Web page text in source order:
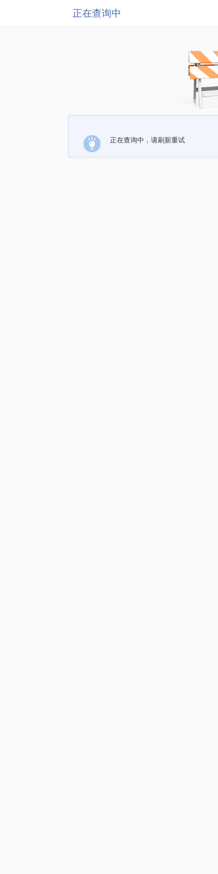
正在查询中
正在查询中，请刷新重试